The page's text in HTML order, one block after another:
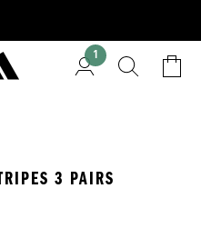
1
3 PAIRS